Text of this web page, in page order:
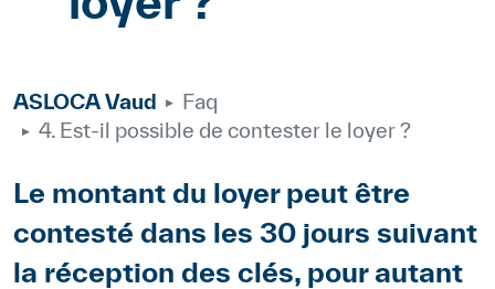
ASLOCA Vaud
Faq
4. Est-il possible de contester le loyer ?
Body
Le montant du loyer peut être
contesté dans les 30 jours suivant
la réception des clés, pour autant